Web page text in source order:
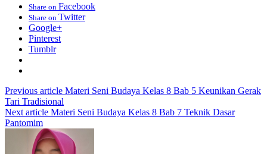
Share on Facebook
Share on Twitter
Google+
Pinterest
Tumblr
Previous article Materi Seni Budaya Kelas 8 Bab 5 Keunikan Gerak
Tari Tradisional
Next article Materi Seni Budaya Kelas 8 Bab 7 Teknik Dasar
Pantomim